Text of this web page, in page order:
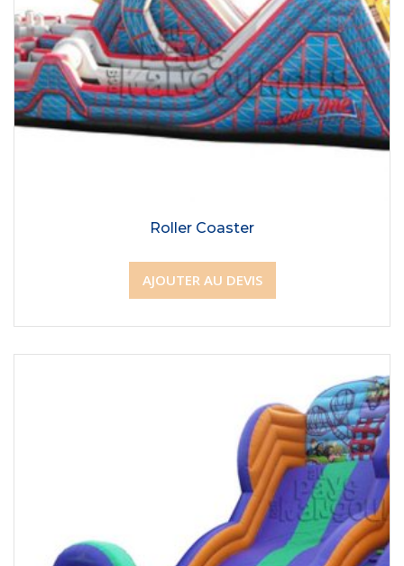
Roller Coaster
AJOUTER AU DEVIS